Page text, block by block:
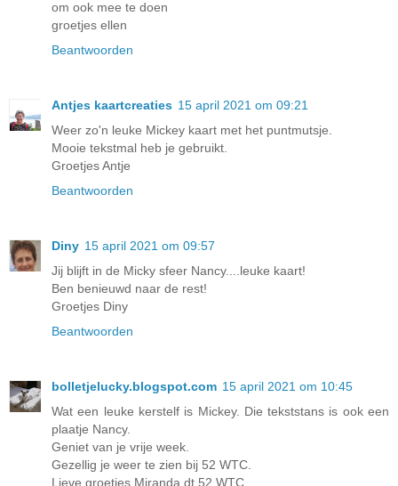
om ook mee te doen
groetjes ellen
Beantwoorden
Antjes kaartcreaties 15 april 2021 om 09:21
Weer zo'n leuke Mickey kaart met het puntmutsje.
Mooie tekstmal heb je gebruikt.
Groetjes Antje
Beantwoorden
Diny 15 april 2021 om 09:57
Jij blijft in de Micky sfeer Nancy....leuke kaart!
Ben benieuwd naar de rest!
Groetjes Diny
Beantwoorden
bolletjelucky.blogspot.com 15 april 2021 om 10:45
Wat een leuke kerstelf is Mickey. Die tekststans is ook een
plaatje Nancy.
Geniet van je vrije week.
Gezellig je weer te zien bij 52 WTC.
Lieve groetjes Miranda dt 52 WTC